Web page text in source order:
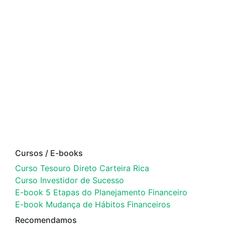
Cursos / E-books
Curso Tesouro Direto Carteira Rica
Curso Investidor de Sucesso
E-book 5 Etapas do Planejamento Financeiro
E-book Mudança de Hábitos Financeiros
Recomendamos